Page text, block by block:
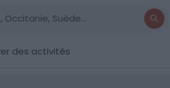
des activités